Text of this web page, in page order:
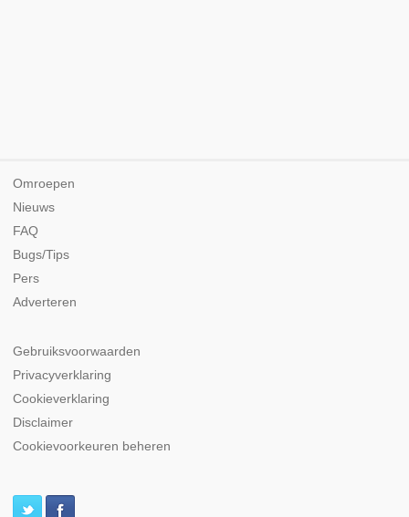
Omroepen
Nieuws
FAQ
Bugs/Tips
Pers
Adverteren
Gebruiksvoorwaarden
Privacyverklaring
Cookieverklaring
Disclaimer
Cookievoorkeuren beheren